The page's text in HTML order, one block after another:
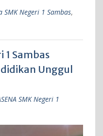
SMK Negeri 1 Sambas,
1 Sambas
Unggul
SMK Negeri 1